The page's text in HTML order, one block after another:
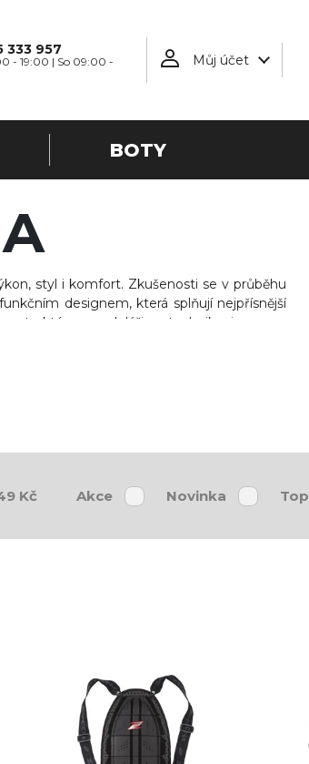
333 957
- 19:00 | So 09:00 -
Můj účet
BOTY
styl i komfort. Zkušenosti se v průběhu
designem, která splňují nejpřísnější
modeláři a techniky jsou pro
technickému vývoji.
Kč Akce Novinka Top